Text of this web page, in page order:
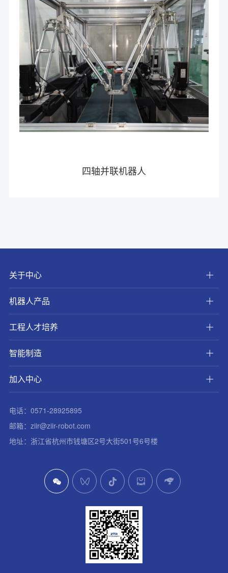
四轴并联机器人
关于中心
机器人产品
工程人才培养
智能制造
加入中心
电话：0571-28925895
邮箱：ziir@ziir-robot.com
地址：浙江省杭州市钱塘区2号大街501号6号楼